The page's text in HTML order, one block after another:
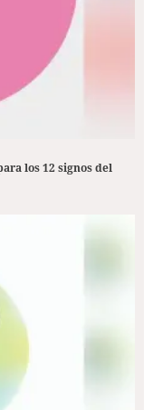
los 12 signos del